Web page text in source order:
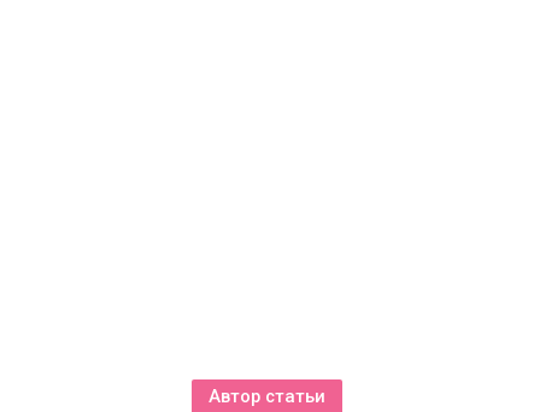
Автор статьи